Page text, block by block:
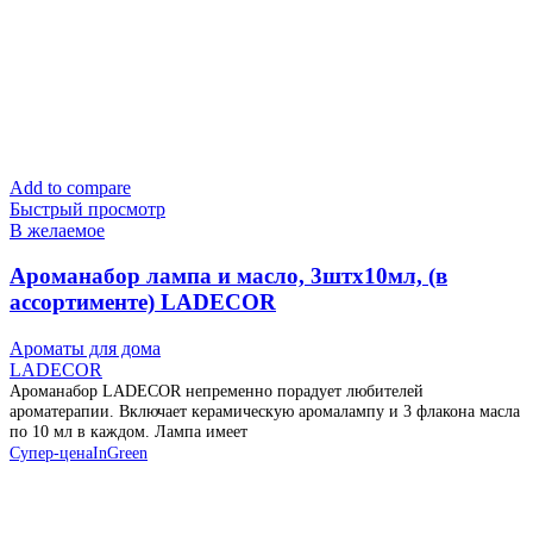
Add to compare
Быстрый просмотр
В желаемое
Ароманабор лампа и масло, 3штx10мл, (в
ассортименте) LADECOR
Ароматы для дома
LADECOR
Ароманабор LADECOR непременно порадует любителей
ароматерапии. Включает керамическую аромалампу и 3 флакона масла
по 10 мл в каждом. Лампа имеет
Супер-ценаInGreen